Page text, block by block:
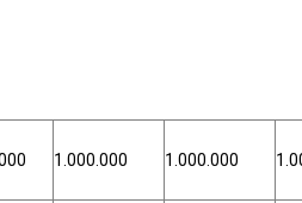
1.000.000 1.000.000